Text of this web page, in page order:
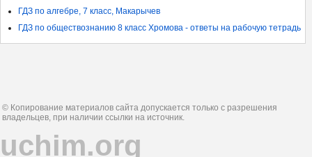
ГДЗ по алгебре, 7 класс, Макарычев
ГДЗ по обществознанию 8 класс Хромова - ответы на рабочую тетрадь
© Копирование материалов сайта допускается только с разрешения
владельцев, при наличии ссылки на источник.
uchim.org